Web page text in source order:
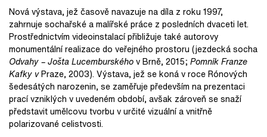
Nová výstava, jež časově navazuje na díla z roku 1997,
zahrnuje sochařské a malířské práce z posledních dvaceti let.
Prostřednictvím videoinstalací přibližuje také autorovy
monumentální realizace do veřejného prostoru (jezdecká socha
Odvahy – Jošta Lucemburskéhov Brně, 2015; Pomník Franze
Kafky vPraze, 2003). Výstava, jež se koná v roce Rónových
šedesátých narozenin, se zaměřuje především na prezentaci
prací vzniklých v uvedeném období, avšak zároveň se snaží
představit umělcovu tvorbu v určité vizuální a vnitřně
polarizované celistvosti.